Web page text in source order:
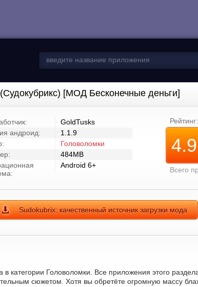
[МОД Бесконечные деньги]
GoldTusks
андроид:
1.1.9
Головоломки
484MB
Android 6+
Рейтинг:
4.9
Всего
Sudokubrix: качественный источник загрузки мода
в категории Головоломки. Все приложения этого
сюжетом. Хотя вы обретёте огромную массу